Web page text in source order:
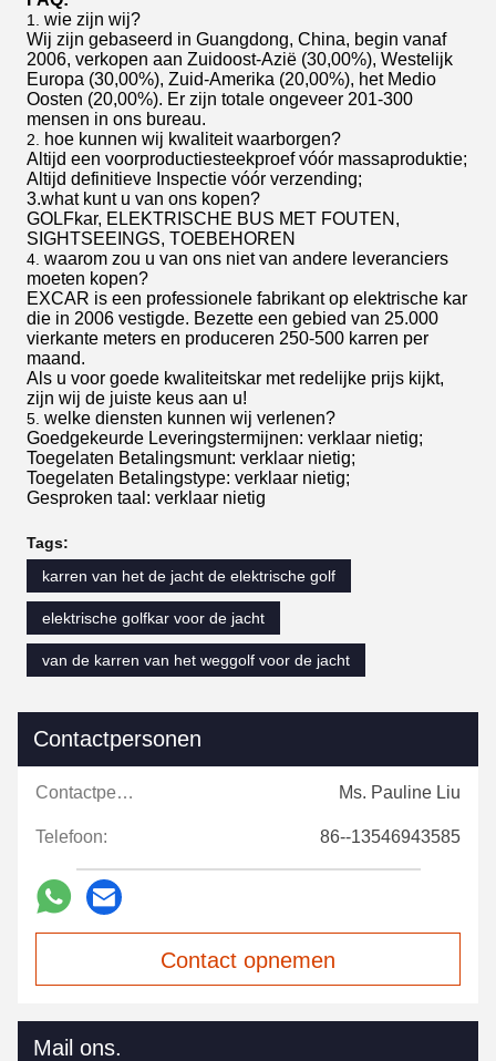
1. wie zijn wij?
Wij zijn gebaseerd in Guangdong, China, begin vanaf
2006, verkopen aan Zuidoost-Azië (30,00%), Westelijk
Europa (30,00%), Zuid-Amerika (20,00%), het Medio
Oosten (20,00%). Er zijn totale ongeveer 201-300
mensen in ons bureau.
2.
hoe kunnen wij kwaliteit waarborgen?
Altijd een voorproductiesteekproef vóór massaproduktie;
Altijd definitieve Inspectie vóór verzending;
3.what kunt u van ons kopen?
GOLFkar, ELEKTRISCHE BUS MET FOUTEN,
SIGHTSEEINGS, TOEBEHOREN
4. waarom zou u van ons niet van andere leveranciers
moeten kopen?
EXCAR is een professionele fabrikant op elektrische kar
die in 2006 vestigde. Bezette een gebied van 25.000
vierkante meters en produceren 250-500 karren per
maand.
Als u voor goede kwaliteitskar met redelijke prijs kijkt,
zijn wij de juiste keus aan u!
5. welke diensten kunnen wij verlenen?
Goedgekeurde Leveringstermijnen: verklaar nietig;
Toegelaten Betalingsmunt: verklaar nietig;
Toegelaten Betalingstype: verklaar nietig;
Gesproken taal: verklaar nietig
Tags:
karren van het de jacht de elektrische golf
elektrische golfkar voor de jacht
van de karren van het weggolf voor de jacht
Contactpersonen
Contactpersonen: Ms. Pauline Liu
Telefoon: 86--13546943585
Contact opnemen
Mail ons.